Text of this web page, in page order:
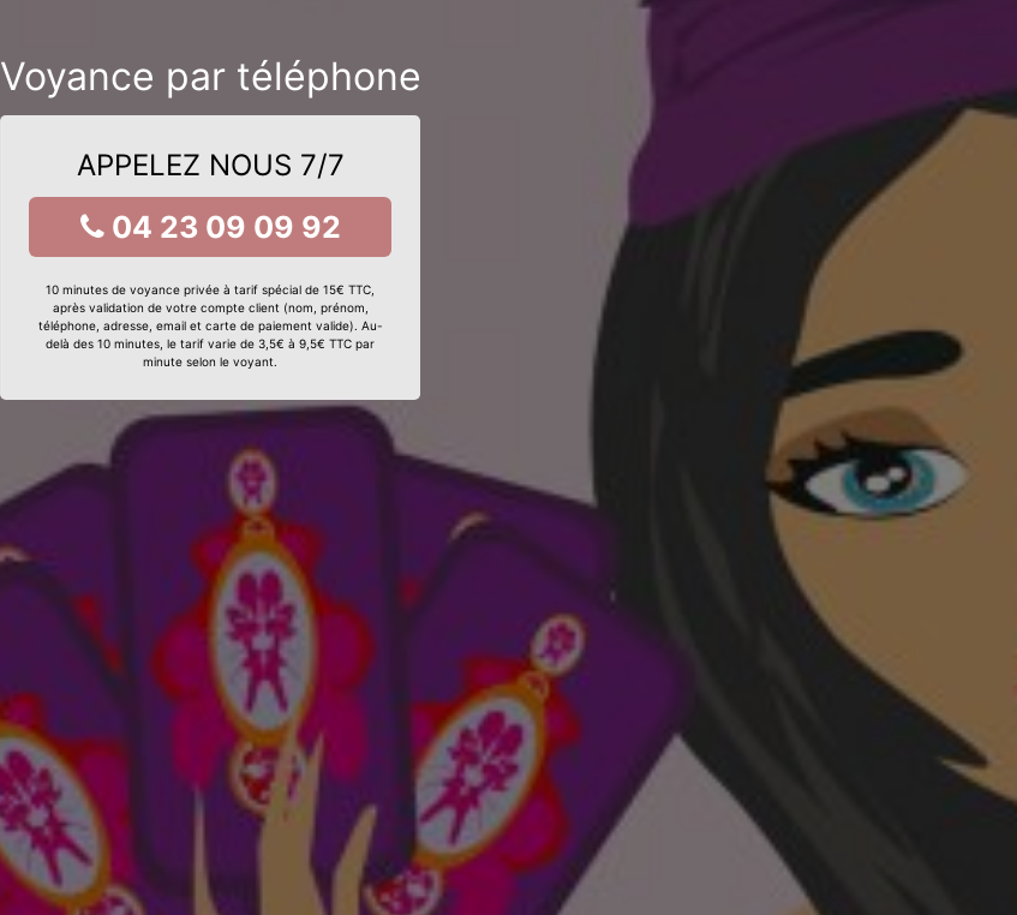
Voyance par téléphone
APPELEZ NOUS 7/7
04 23 09 09 92
10 minutes de voyance privée à tarif spécial de 15€ TTC,
après validation de votre compte client (nom, prénom,
téléphone, adresse, email et carte de paiement valide). Au-
delà des 10 minutes, le tarif varie de 3,5€ à 9,5€ TTC par
minute selon le voyant.